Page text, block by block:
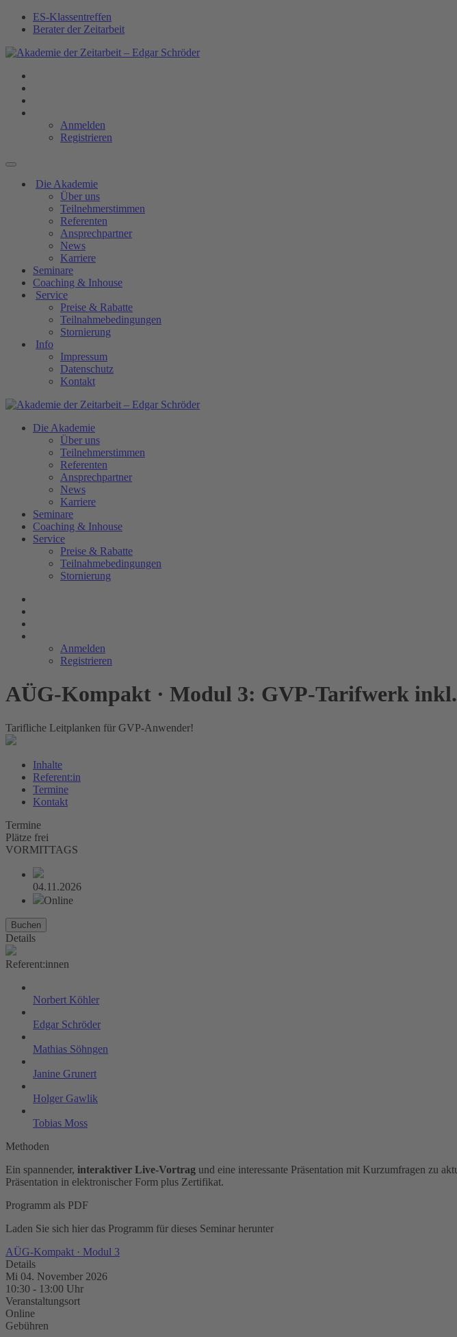
ES-Klassentreffen
Berater der Zeitarbeit
Anmelden
Registrieren
Die Akademie
Über uns
Teilnehmerstimmen
Referenten
Ansprechpartner
News
Karriere
Seminare
Coaching & Inhouse
Service
Preise & Rabatte
Teilnahmebedingungen
Stornierung
Info
Impressum
Datenschutz
Kontakt
Die Akademie
Über uns
Teilnehmerstimmen
Referenten
Ansprechpartner
News
Karriere
Seminare
Coaching & Inhouse
Service
Preise & Rabatte
Teilnahmebedingungen
Stornierung
Anmelden
Registrieren
AÜG-Kompakt · Modul 3: GVP-Tarifwerk
Tarifliche Leitplanken für GVP-Anwender!
Inhalte
Referent:in
Termine
Kontakt
Termine
Plätze frei
VORMITTAGS
04.11.2026
Online
Buchen
Details
Referent:innen
Norbert Köhler
Edgar Schröder
Mathias Söhngen
Janine Grunert
Holger Gawlik
Tobias Moss
Methoden
Ein spannender, interaktiver Live-Vortrag und eine interessante Präsentation mit Kurzumfragen zu
Präsentation in elektronischer Form plus Zertifikat.
Programm als PDF
Laden Sie sich hier das Programm für dieses Seminar herunter
AÜG-Kompakt · Modul 3
Details
Mi 04. November 2026
10:30 - 13:00 Uhr
Veranstaltungsort
Online
Gebühren